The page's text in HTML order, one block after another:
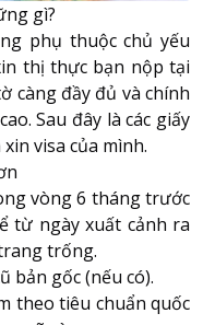
gì?
phụ thuộc chủ yếu
thị thực bạn nộp tại
càng đầy đủ và chính
Sau đây là các giấy
visa của mình.
vòng 6 tháng trước
từ ngày xuất cảnh ra
trống.
bản gốc (nếu có).
theo tiêu chuẩn quốc